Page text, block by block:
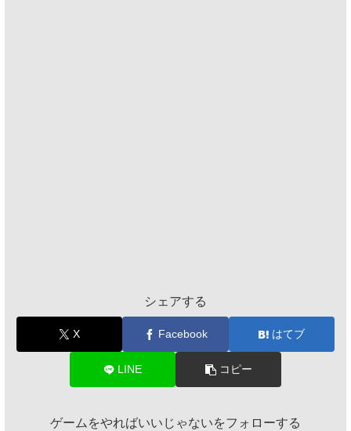
シェアする
X Facebook はてブ
LINE コピー
ゲームをやればいいじゃないをフォローする